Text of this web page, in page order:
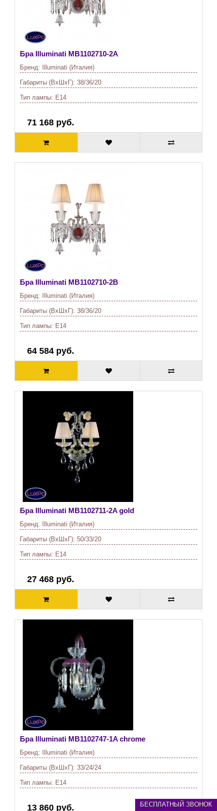
Бра Illuminati MB1102710-2A
Бренд: Illuminati (Италия)
Габариты (ВхШхГ): 38/36/20
Тип лампы: E14
71 168 руб.
Бра Illuminati MB1102710-2B
Бренд: Illuminati (Италия)
Габариты (ВхШхГ): 38/36/20
Тип лампы: E14
64 584 руб.
Бра Illuminati MB1102711-2A gold
Бренд: Illuminati (Италия)
Габариты (ВхШхГ): 50/33/20
Тип лампы: E14
27 468 руб.
Бра Illuminati MB1102747-1A chrome
Бренд: Illuminati (Италия)
Габариты (ВхШхГ): 33/24/24
Тип лампы: E14
13 860 руб. БЕСПЛАТНЫЙ ЗВОНОК